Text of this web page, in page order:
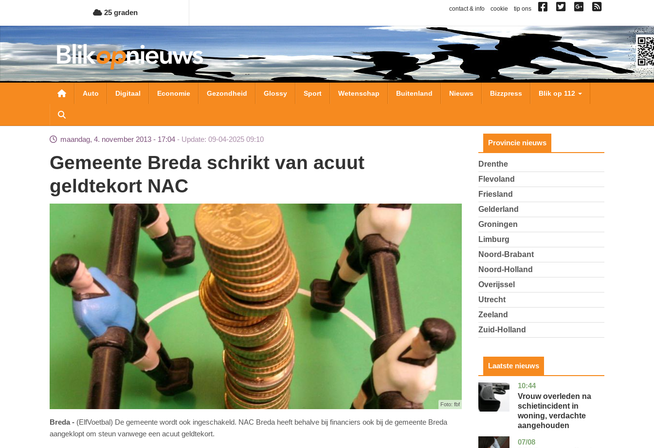
naar
de
inhoud
gaan
25 graden contact & info cookie tip ons
Hoofdnavigatie
Auto Digitaal Economie Gezondheid Glossy Sport Wetenschap Buitenland Nieuws Bizzpress Blik op 112
maandag, 4. november 2013 - 17:04 Update: 09-04-2025 09:10
Gemeente Breda schrikt van acuut
geldtekort NAC
Foto: fbf
Breda
(ElfVoetbal) De gemeente wordt ook ingeschakeld. NAC Breda heeft behalve bij financiers ook bij de gemeente Breda
aangeklopt om steun vanwege een acuut geldtekort.
Provincie nieuws
Drenthe
Flevoland
Friesland
Gelderland
Groningen
Limburg
Noord-Brabant
Noord-Holland
Overijssel
Utrecht
Zeeland
Zuid-Holland
Laatste nieuws
10:44
zuid-
holland
nieuws
Vrouw overleden na
schietincident in
woning, verdachte
aangehouden
07/08
utrecht
gezondheid